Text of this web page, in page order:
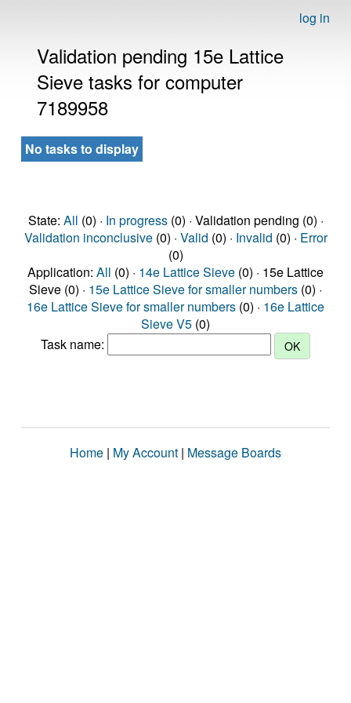
log in
Validation pending 15e Lattice
Sieve tasks for computer
7189958
No tasks to display
State: All (0) · In progress(0) · Validation pending (0) ·
Validation inconclusive(0) · Valid (0) · Invalid (0) · Error
(0)
Application: All (0) · 14e Lattice Sieve (0) · 15e Lattice
Sieve (0) · 15e Lattice Sieve for smaller numbers (0) ·
16e Lattice Sieve for smaller numbers (0) · 16e Lattice
Sieve V5 (0)
Task name:
Home | My Account | Message Boards